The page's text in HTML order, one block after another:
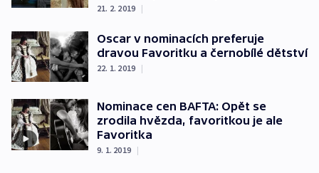
21. 2. 2019 |
Oscar v nominacích preferuje
dravou Favoritku a černobílé dětství
22. 1. 2019 |
Nominace cen BAFTA: Opět se
zrodila hvězda, favoritkou je ale
Favoritka
9. 1. 2019 |